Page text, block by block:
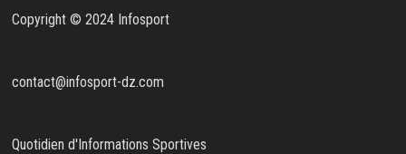
Copyright © 2024 Infosport
contact@infosport-dz.com
Quotidien d'Informations Sportives